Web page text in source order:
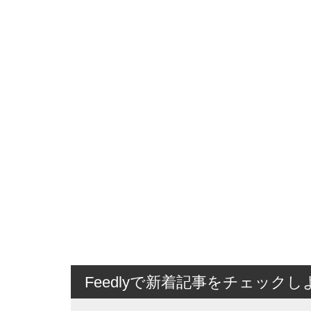
Feedlyで新着記事をチェックし